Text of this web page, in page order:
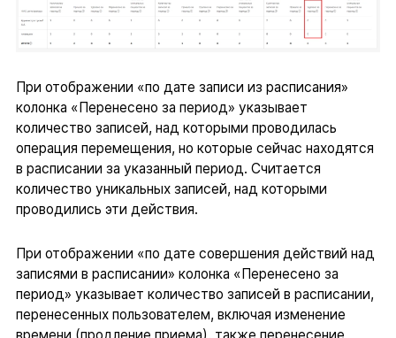
При отображении «по дате записи из расписания»
колонка «Перенесено за период» указывает
количество записей, над которыми проводилась
операция перемещения, но которые сейчас находятся
в расписании за указанный период. Считается
количество уникальных записей, над которыми
проводились эти действия.
При отображении «по дате совершения действий над
записями в расписании» колонка «Перенесено за
период» указывает количество записей в расписании,
перенесенных пользователем, включая изменение